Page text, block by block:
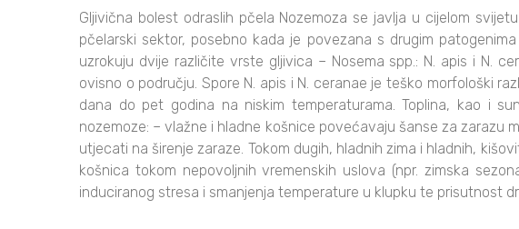
Gljivična bolest odraslih pčela Nozemoza se javlja u cijelom
pčelarski sektor, posebno kada je povezana s drugim
uzrokuju dvije različite vrste gljivica – Nosema spp.: N. apis i N.
ovisno o području. Spore N. apis i N. ceranae je teško morfološki
dana do pet godina na niskim temperaturama. Toplina, kao i
nozemoze: – vlažne i hladne košnice povećavaju šanse za zarazu
utjecati na širenje zaraze. Tokom dugih, hladnih zima i hladnih,
košnica tokom nepovoljnih vremenskih uslova (npr. zimska
induciranog stresa i smanjenja temperature u klupku te prisutnost